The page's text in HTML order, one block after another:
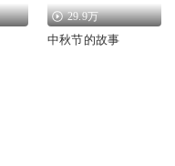
29.9万
中秋节的故事